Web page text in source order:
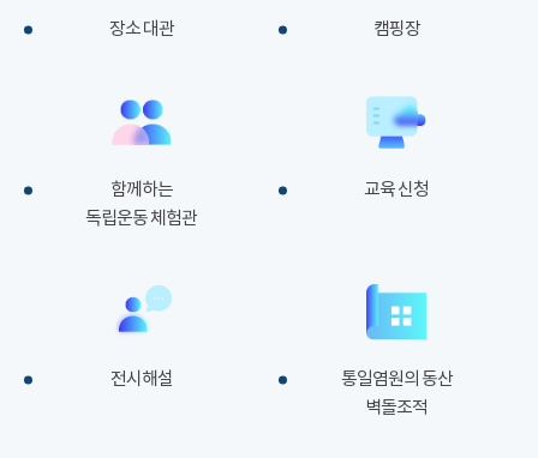
장소 대관 캠핑장
함께하는
독립운동 체험관
교육 신청
전시해설
통일염원의 동산
벽돌조적